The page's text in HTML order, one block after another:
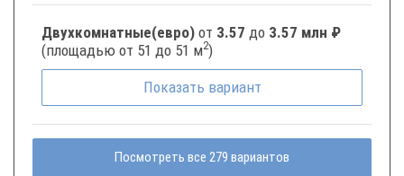
Двухкомнатные(евро) от 3.57 до 3.57 млн ₽
(площадью от 51 до 51 м2)
Показать вариант
Посмотреть все 279 вариантов